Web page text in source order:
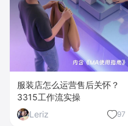
服装店怎么运营售后关怀？
3315工作流实操
Leriz
97